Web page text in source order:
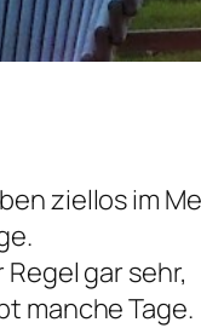
ziellos im
gar sehr,
manche Tage.